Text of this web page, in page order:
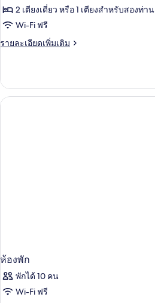
ของ
Superior
Pool
Wing
(Twin/Double)
2 เตียงเดี่ยว หรือ 1 เตียงสำหรับสองท่าน
Wi-Fi ฟรี
รายละเอียดเพิ่มเติม
ราย
เกี่ยว
กับ
Superior
ห้องพัก
พักได้ 10 คน
Wi-Fi ฟรี